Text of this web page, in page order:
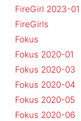
FireGirl 2023-01
FireGirls
Fokus
Fokus 2020-01
Fokus 2020-03
Fokus 2020-04
Fokus 2020-05
Fokus 2020-06